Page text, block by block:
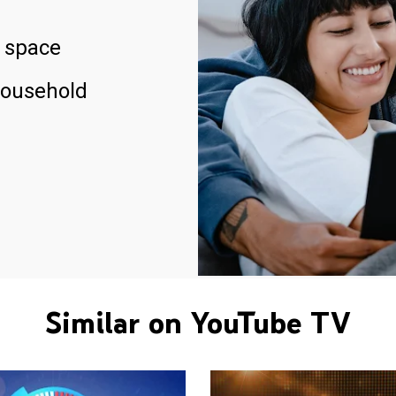
Similar on YouTube TV